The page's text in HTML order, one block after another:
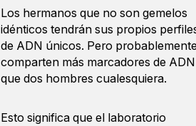
Los hermanos que no son gemelos
idénticos tendrán sus propios
de ADN únicos. Pero
comparten más marcadores de ADN
que dos hombres cualesquiera.
Esto significa que el laboratorio